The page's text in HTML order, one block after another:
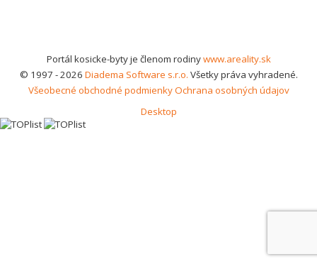
Portál kosicke-byty je členom rodinywww.areality.sk
© 1997 - 2026 Diadema Software s.r.o. Všetky práva vyhradené.
Všeobecné obchodné podmienkyOchrana osobných údajov
Desktop